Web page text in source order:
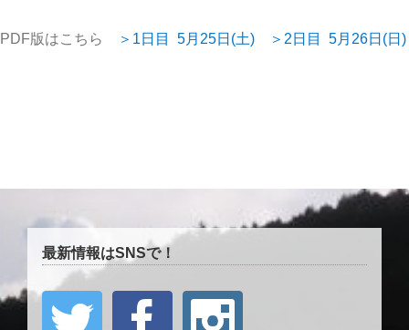
PDF版はこちら ＞1日目 5月25日(土) ＞2日目 5月26日(日)
最新情報はSNSで！